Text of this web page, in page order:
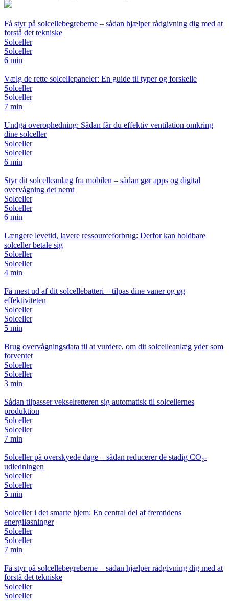
Få styr på solcellebegreberne – sådan hjælper rådgivning dig med at
forstå det tekniske
Solceller
Solceller
6 min
Vælg de rette solcellepaneler: En guide til typer og forskelle
Solceller
Solceller
7 min
Undgå overophedning: Sådan får du effektiv ventilation omkring
dine solceller
Solceller
Solceller
6 min
Styr dit solcelleanlæg fra mobilen – sådan gør apps og digital
overvågning det nemt
Solceller
Solceller
6 min
Længere levetid, lavere ressourceforbrug: Derfor kan holdbare
solceller betale sig
Solceller
Solceller
4 min
Få mest ud af dit solcellebatteri – tilpas dine vaner og øg
effektiviteten
Solceller
Solceller
5 min
Brug overvågningsdata til at vurdere, om dit solcelleanlæg yder som
forventet
Solceller
Solceller
3 min
Sådan tilpasser vekselretteren sig automatisk til solcellernes
produktion
Solceller
Solceller
7 min
Solceller på overskyede dage – sådan reducerer de stadig CO₂-
udledningen
Solceller
Solceller
5 min
Solceller i det smarte hjem: En central del af fremtidens
energiløsninger
Solceller
Solceller
7 min
Få styr på solcellebegreberne – sådan hjælper rådgivning dig med at
forstå det tekniske
Solceller
Solceller